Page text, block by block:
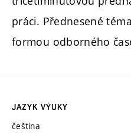
práci. Přednesené
formou odborného
JAZYK VÝUKY
čeština